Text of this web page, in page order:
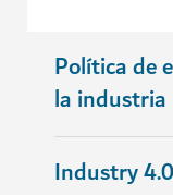
Política de
la industria
Industry 4.0